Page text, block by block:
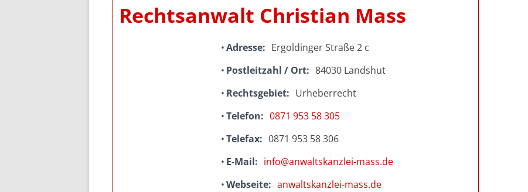
Rechtsanwalt Christian Mass
Adresse
Ergoldinger Straße 2 c
Postleitzahl / Ort
84030 Landshut
Rechtsgebiet
Urheberrecht
Telefon
0871 953 58 305
Telefax
0871 953 58 306
E-Mail
info@anwaltskanzlei-mass.de
Webseite
anwaltskanzlei-mass.de